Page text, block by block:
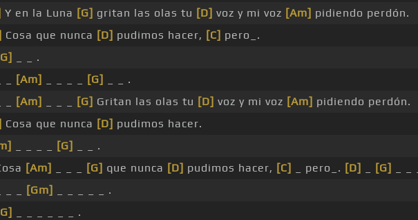
Y en la Luna [G] gritan las olas tu [D] voz y mi voz [Am] pidiendo perdón.
Cosa que nunca [D] pudimos hacer, [C] pero_.
_ _ .
[Am] [G]
_ _ .
[Am] [G] Gritan las olas tu [D] voz y mi voz [Am] pidiendo perdón.
Cosa que nunca [D] pudimos hacer.
[G]
_ _ .
[Am] [G] que nunca [D] pudimos hacer, [C] _ pero_. [D] [G]
[Gm]
_ _ _ _ _ .
_ _ _ _ _ _ .